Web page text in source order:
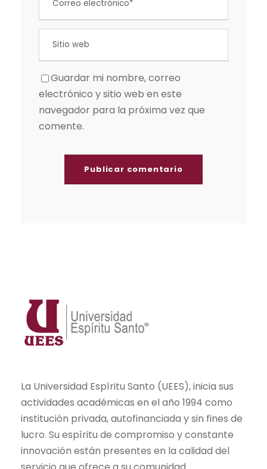
Guardar mi nombre, correo
electrónico y sitio web en este
navegador para la próxima vez que
comente.
La Universidad Espíritu Santo (UEES), inicia sus
actividades académicas en el año 1994 como
institución privada, autofinanciada y sin fines de
lucro. Su espíritu de compromiso y constante
innovación están presentes en la calidad del